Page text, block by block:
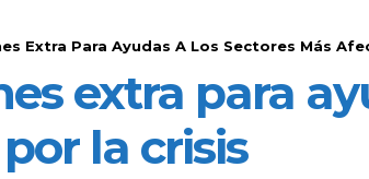
Extra Para Ayudas A Los Sectores Más
extra para
la crisis